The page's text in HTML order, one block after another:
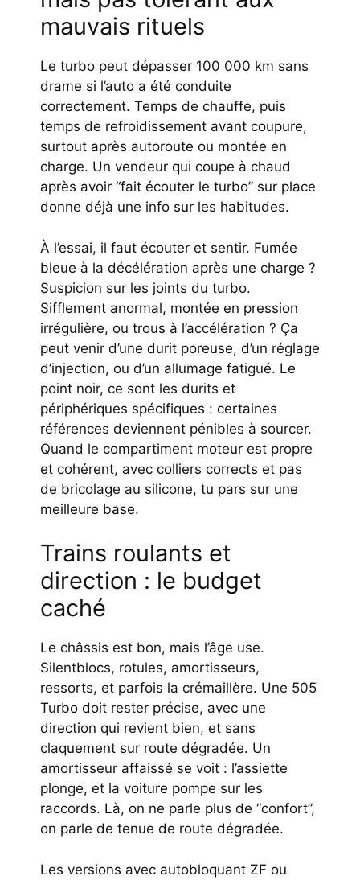
mauvais rituels
Le turbo peut dépasser 100 000 km sans
drame si l’auto a été conduite
correctement. Temps de chauffe, puis
temps de refroidissement avant coupure,
surtout après autoroute ou montée en
charge. Un vendeur qui coupe à chaud
après avoir “fait écouter le turbo” sur place
donne déjà une info sur les habitudes.
À l’essai, il faut écouter et sentir. Fumée
bleue à la décélération après une charge ?
Suspicion sur les joints du turbo.
Sifflement anormal, montée en pression
irrégulière, ou trous à l’accélération ? Ça
peut venir d’une durit poreuse, d’un réglage
d’injection, ou d’un allumage fatigué. Le
point noir, ce sont les durits et
périphériques spécifiques : certaines
références deviennent pénibles à sourcer.
Quand le compartiment moteur est propre
et cohérent, avec colliers corrects et pas
de bricolage au silicone, tu pars sur une
meilleure base.
Trains roulants et
direction : le budget
caché
Le châssis est bon, mais l’âge use.
Silentblocs, rotules, amortisseurs,
ressorts, et parfois la crémaillère. Une 505
Turbo doit rester précise, avec une
direction qui revient bien, et sans
claquement sur route dégradée. Un
amortisseur affaissé se voit : l’assiette
plonge, et la voiture pompe sur les
raccords. Là, on ne parle plus de “confort”,
on parle de tenue de route dégradée.
Les versions avec autobloquant ZF ou